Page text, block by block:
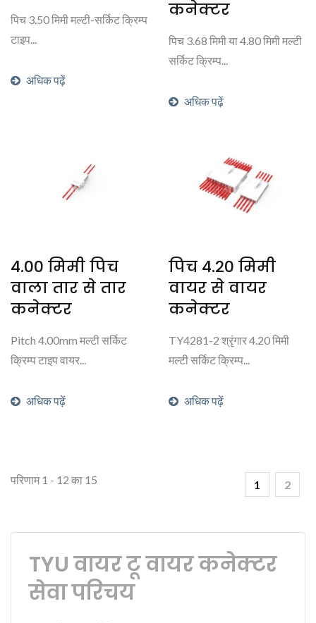
पिच 3.50 मिमी मल्टी-सर्किट क्रिम्प
टाइप...
अधिक पढ़ें
कनेक्टर
पिच 3.68 मिमी या 4.80 मिमी मल्टी
सर्किट क्रिम्प...
अधिक पढ़ें
4.00 मिमी पिच
वाला तार से तार
कनेक्टर
Pitch 4.00mm मल्टी सर्किट
क्रिम्प टाइप वायर...
अधिक पढ़ें
पिच 4.20 मिमी
वायर से वायर
कनेक्टर
TY4281-2 श्रृंगार 4.20 मिमी
मल्टी सर्किट क्रिम्प...
अधिक पढ़ें
परिणाम 1 - 12 का 15 1 2
TYU वायर टू वायर कनेक्टर
सेवा परिचय